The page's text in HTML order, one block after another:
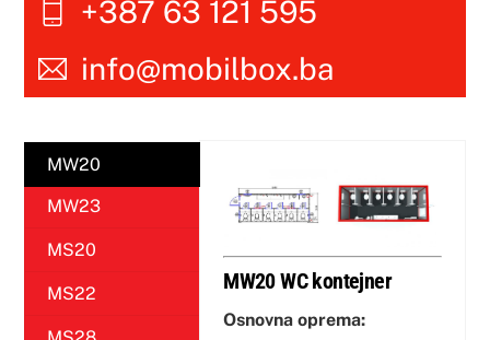
+387 63 121 595
info@mobilbox.ba
MW20
MW23
MS20
MS22 MW20 WC kontejner
Osnovna oprema: